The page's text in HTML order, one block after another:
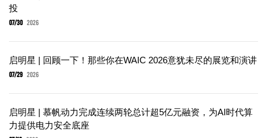
投
07/30 2026
启明星 | 回顾一下！那些你在WAIC 2026意犹未尽的展览和演讲
07/29 2026
启明星 | 慕帆动力完成连续两轮总计超5亿元融资，为AI时代算
力提供电力安全底座